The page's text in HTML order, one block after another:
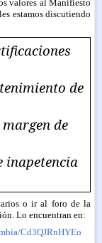
valores al Manifiesto
estamos discutiendo
de
de
inapetencia
o ir al foro de la
Lo encuentran en:
Cd3QJRnHYEo